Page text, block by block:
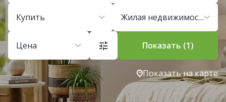
Купить Жилая недвижимость
Цена Показать (1)
Показать на карте